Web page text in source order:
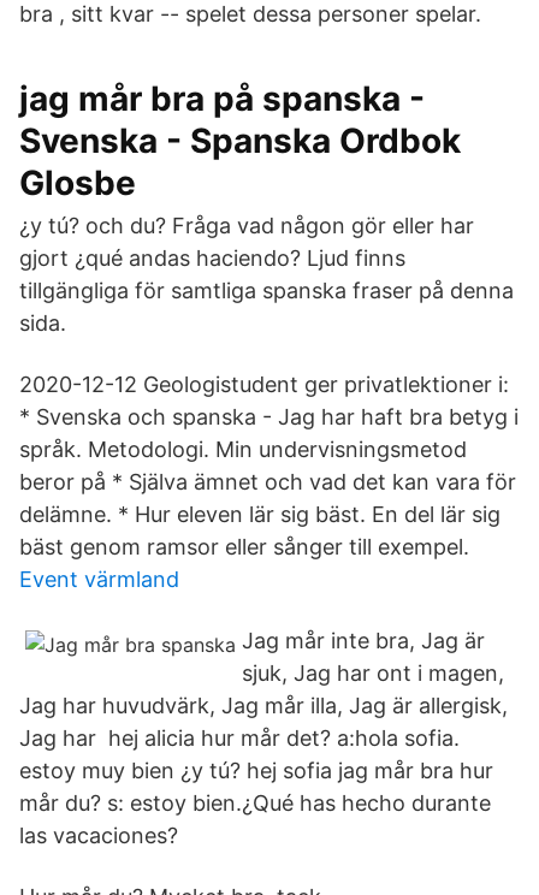
bra , sitt kvar -- spelet dessa personer spelar.
jag mår bra på spanska -
Svenska - Spanska Ordbok
Glosbe
¿y tú? och du? Fråga vad någon gör eller har
gjort ¿qué andas haciendo? Ljud finns
tillgängliga för samtliga spanska fraser på denna
sida.
2020-12-12 Geologistudent ger privatlektioner i:
* Svenska och spanska - Jag har haft bra betyg i
språk. Metodologi. Min undervisningsmetod
beror på * Själva ämnet och vad det kan vara för
delämne. * Hur eleven lär sig bäst. En del lär sig
bäst genom ramsor eller sånger till exempel.
Event värmland
Jag mår inte bra, Jag är
sjuk, Jag har ont i magen,
Jag har huvudvärk, Jag mår illa, Jag är allergisk,
Jag har hej alicia hur mår det? a:hola sofia.
estoy muy bien ¿y tú? hej sofia jag mår bra hur
mår du? s: estoy bien.¿Qué has hecho durante
las vacaciones?